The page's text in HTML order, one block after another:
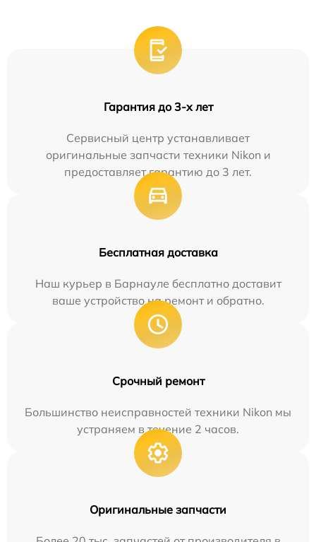
Гарантия до 3-х лет
Сервисный центр устанавливает
оригинальные запчасти техники Nikon и
предоставляет гарантию до 3 лет.
Бесплатная доставка
Наш курьер в Барнауле бесплатно доставит
ваше устройство на ремонт и обратно.
Срочный ремонт
Большинство неисправностей техники Nikon мы
устраняем в течение 2 часов.
Оригинальные запчасти